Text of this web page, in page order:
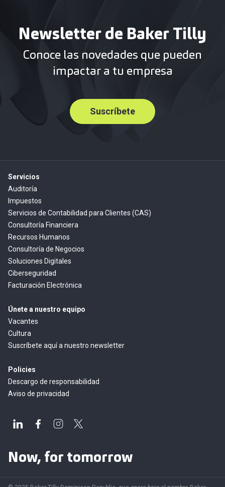
Newsletter de Baker Tilly
Conoce las novedades que pueden
impactar a tu empresa
Suscríbete
Servicios
Auditoría
Impuestos
Servicios de Contabilidad para Clientes (CAS)
Consultoría Financiera
Recursos Humanos
Consultoría de Negocios
Soluciones Digitales
Ciberseguridad
Facturación Electrónica
Únete a nuestro equipo
Vacantes
Cultura
Suscríbete aquí a nuestro newsletter
Policies
Descargo de responsabilidad
Aviso de privacidad
Now, for tomorrow